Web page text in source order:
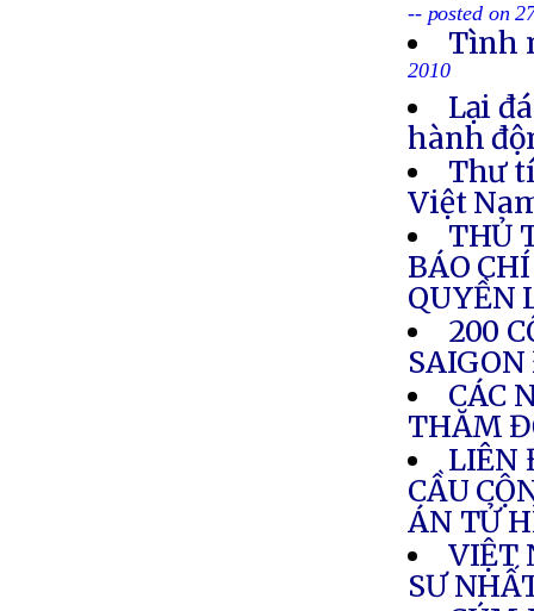
-- posted on
Tình
2010
Lại
hành
Thư
Việt
THỦ
BÁO
QUYỀN
200
CÁC
THĂM
LIÊN
CẦU
ÁN TỬ
VIỆT
SƯ